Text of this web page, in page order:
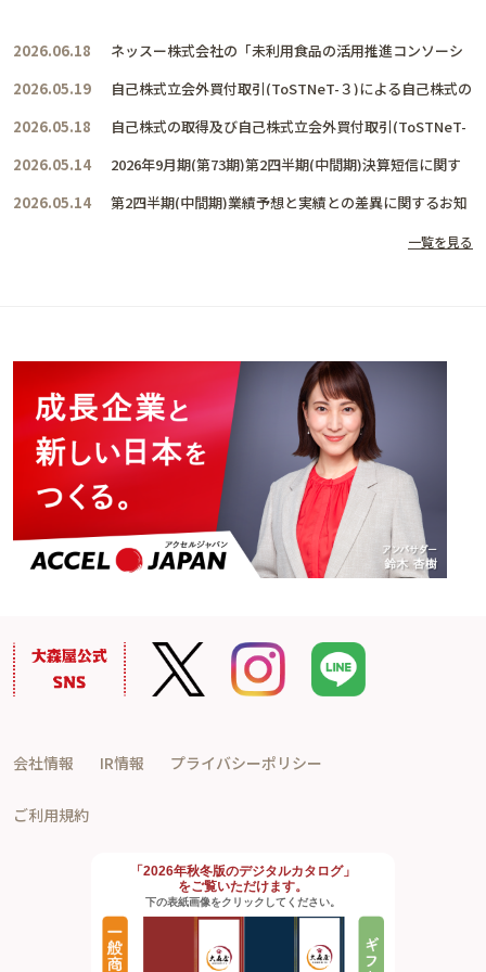
2026.06.18 ネッスー株式会社の「未利用食品の活用推進コンソーシ
2026.05.19
自己株式立会外買付取引(ToSTNeT-３)による自己株式の
2026.05.18
自己株式の取得及び自己株式立会外買付取引(ToSTNeT-
2026.05.14
2026年9月期(第73期)第2四半期(中間期)決算短信に関す
2026.05.14
第2四半期(中間期)業績予想と実績との差異に関するお知
一覧を見る
会社情報 IR情報 プライバシーポリシー
ご利用規約
「2026年秋冬版のデジタルカタログ」
をご覧いただけます。
下の表紙画像をクリックしてください。